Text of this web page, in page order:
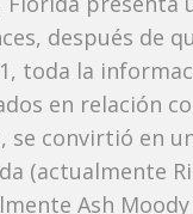
después de
toda la
en relación
se convirtió en
(actualmente
Ash